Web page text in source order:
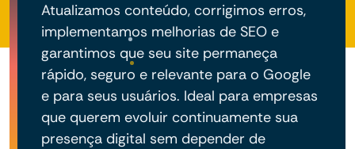
Atualizamos conteúdo, corrigimos erros,
implementamos melhorias de SEO e
garantimos que seu site permaneça
rápido, seguro e relevante para o Google
e para seus usuários. Ideal para empresas
que querem evoluir continuamente sua
presença digital sem depender de